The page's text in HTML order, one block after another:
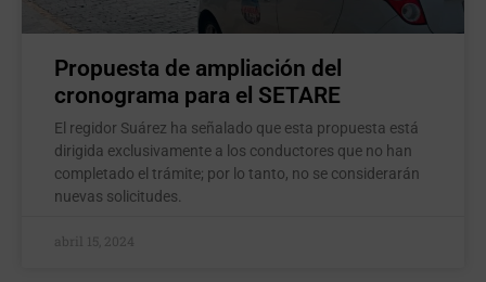
Propuesta de ampliación del
cronograma para el SETARE
El regidor Suárez ha señalado que esta propuesta está
dirigida exclusivamente a los conductores que no han
completado el trámite; por lo tanto, no se considerarán
nuevas solicitudes.
abril 15, 2024